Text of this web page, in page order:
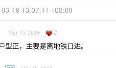
19 13:07:11 +08:00
Mar 15, 2018 2
型正，主要是离地铁口进。